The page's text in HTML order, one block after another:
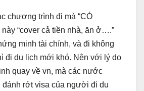
chương trình đi mà “CÓ
“cover cả tiền nhà, ăn ở….”
minh tài chính, và đi không
đi du lịch mới khó. Nên với lý do
quay về vn, mà các nước
đánh rớt visa của người đi du